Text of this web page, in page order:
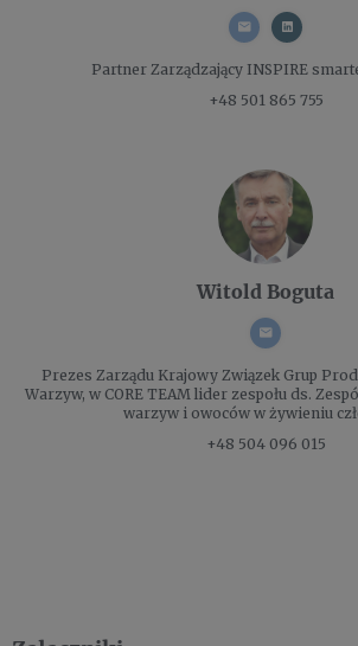
Partner Zarządzający INSPIRE
+48 501 865 755
Witold Boguta
Prezes Zarządu Krajowy Związek Grup
Warzyw, w CORE TEAM lider zespołu ds.
warzyw i owoców w żywieniu
+48 504 096 015